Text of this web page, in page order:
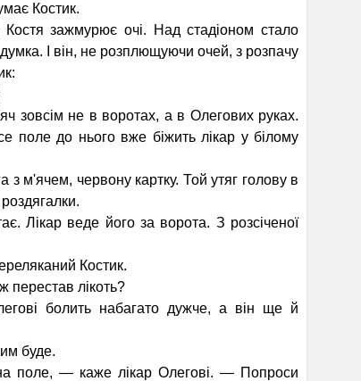
Костик.
Костя заж­мурює очі. Над стадіоном стало
І він, не розплющуючи очей, з розпачу
не в воротах, а в Олегових руках.
поле до нього вже біжить лікар у білому
м'ячем, червону картку. Той утяг голову в
роздягалки.
веде його за ворота. З розсіченої
Костик.
лікоть?
болить набагато дужче, а він ще й
буде.
поле, — каже лікар Олегові. — Попроси